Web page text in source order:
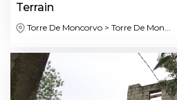
Terrain
Torre De Moncorvo > Torre De Mon...